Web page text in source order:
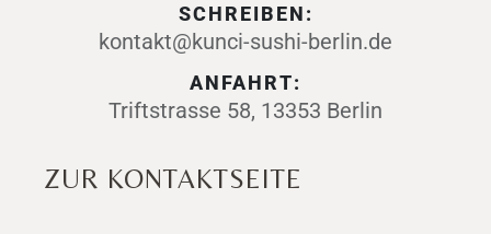
SCHREIBEN:
kontakt@kunci-sushi-berlin.de
ANFAHRT:
Triftstrasse 58, 13353 Berlin
ZUR KONTAKTSEITE